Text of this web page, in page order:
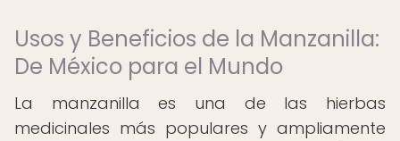
Usos y Beneficios de la Manzanilla:
De México para el Mundo
La manzanilla es una de las hierbas
medicinales más populares y ampliamente